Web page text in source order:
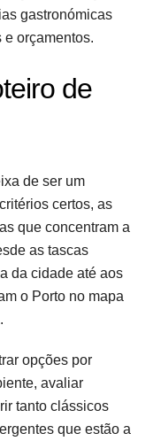
gastronómicas
e orçamentos.
de
de ser um
certos, as
que concentram a
as tascas
da cidade até aos
o Porto no mapa
opções por
avaliar
tanto clássicos
que estão a